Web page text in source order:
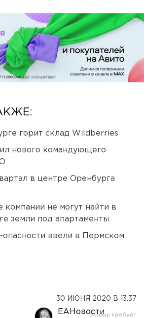
горит склад Wildberries
нового командующего
в центре Оренбурга
не могут найти в
земли под апартаменты
ввели в Пермском
30 ИЮНЯ 2020 В 13:37
ЕАНовости